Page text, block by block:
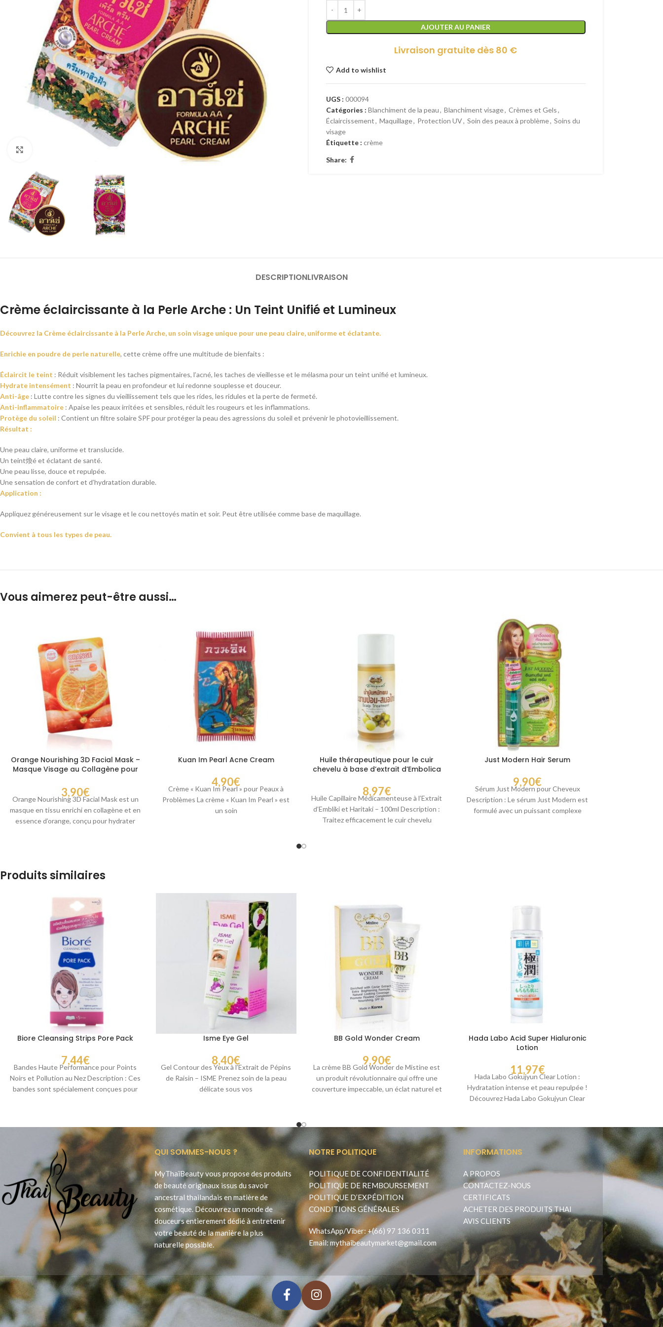
AJOUTER AU PANIER
Livraison gratuite dès 80 €
Add to wishlist
UGS : 000094
Catégories : Blanchiment de la peau, Blanchiment visage, Crèmes et Gels,
Éclaircissement, Maquillage, Protection UV, Soin des peaux à problème, Soins du
visage
Étiquette : crème
Share:
DESCRIPTIONLIVRAISON
Crème éclaircissante à la Perle Arche : Un Teint Unifié et Lumineux
Découvrez la Crème éclaircissante à la Perle Arche, un soin visage unique pour une peau claire, uniforme et éclatante.
Enrichie en poudre de perle naturelle, cette crème offre une multitude de bienfaits :
Éclaircit le teint : Réduit visiblement les taches pigmentaires, l’acné, les taches de vieillesse et le mélasma pour un teint unifié et lumineux.
Hydrate intensément : Nourrit la peau en profondeur et lui redonne souplesse et douceur.
Anti-âge : Lutte contre les signes du vieillissement tels que les rides, les ridules et la perte de fermeté.
Anti-inflammatoire : Apaise les peaux irritées et sensibles, réduit les rougeurs et les inflammations.
Protège du soleil : Contient un filtre solaire SPF pour protéger la peau des agressions du soleil et prévenir le photovieillissement.
Résultat :
Une peau claire, uniforme et translucide.
Un teint煥é et éclatant de santé.
Une peau lisse, douce et repulpée.
Une sensation de confort et d’hydratation durable.
Application :
Appliquez généreusement sur le visage et le cou nettoyés matin et soir. Peut être utilisée comme base de maquillage.
Convient à tous les types de peau.
Vous aimerez peut-être aussi…
Orange Nourishing 3D Facial Mask –
Masque Visage au Collagène pour
3,90€
Orange Nourishing 3D Facial Mask est un
masque en tissu enrichi en collagène et en
essence d’orange, conçu pour hydrater
Kuan Im Pearl Acne Cream
4,90€
Crème « Kuan Im Pearl » pour Peaux à
Problèmes La crème « Kuan Im Pearl » est
un soin
Huile thérapeutique pour le cuir
chevelu à base d’extrait d’Embolica
8,97€
Huile Capillaire Médicamenteuse à l’Extrait
d’Embliki et Haritaki – 100ml Description :
Traitez efficacement le cuir chevelu
Just Modern Hair Serum
9,90€
Sérum Just Modern pour Cheveux
Description : Le sérum Just Modern est
formulé avec un puissant complexe
Produits similaires
Biore Cleansing Strips Pore Pack
7,44€
Bandes Haute Performance pour Points
Noirs et Pollution au Nez Description : Ces
bandes sont spécialement conçues pour
Isme Eye Gel
8,40€
Gel Contour des Yeux à l’Extrait de Pépins
de Raisin – ISME Prenez soin de la peau
délicate sous vos
BB Gold Wonder Cream
9,90€
La crème BB Gold Wonder de Mistine est
un produit révolutionnaire qui offre une
couverture impeccable, un éclat naturel et
Hada Labo Acid Super Hialuronic
Lotion
11,97€
Hada Labo Gokujyun Clear Lotion :
Hydratation intense et peau repulpée !
Découvrez Hada Labo Gokujyun Clear
QUI SOMMES-NOUS ?
MyThaïBeauty vous propose des produits
de beauté originaux issus du savoir
ancestral thailandais en matière de
cosmétique. Découvrez un monde de
douceurs entierement dédié à entretenir
votre beauté de la manière la plus
naturelle possible.
NOTRE POLITIQUE
POLITIQUE DE CONFIDENTIALITÉ
POLITIQUE DE REMBOURSEMENT
POLITIQUE D’EXPÉDITION
CONDITIONS GÉNÉRALES
WhatsApp/Viber: +(66) 97 136 0311
Email: mythaibeautymarket@gmail.com
INFORMATIONS
A PROPOS
CONTACTEZ-NOUS
CERTIFICATS
ACHETER DES PRODUITS THAI
AVIS CLIENTS